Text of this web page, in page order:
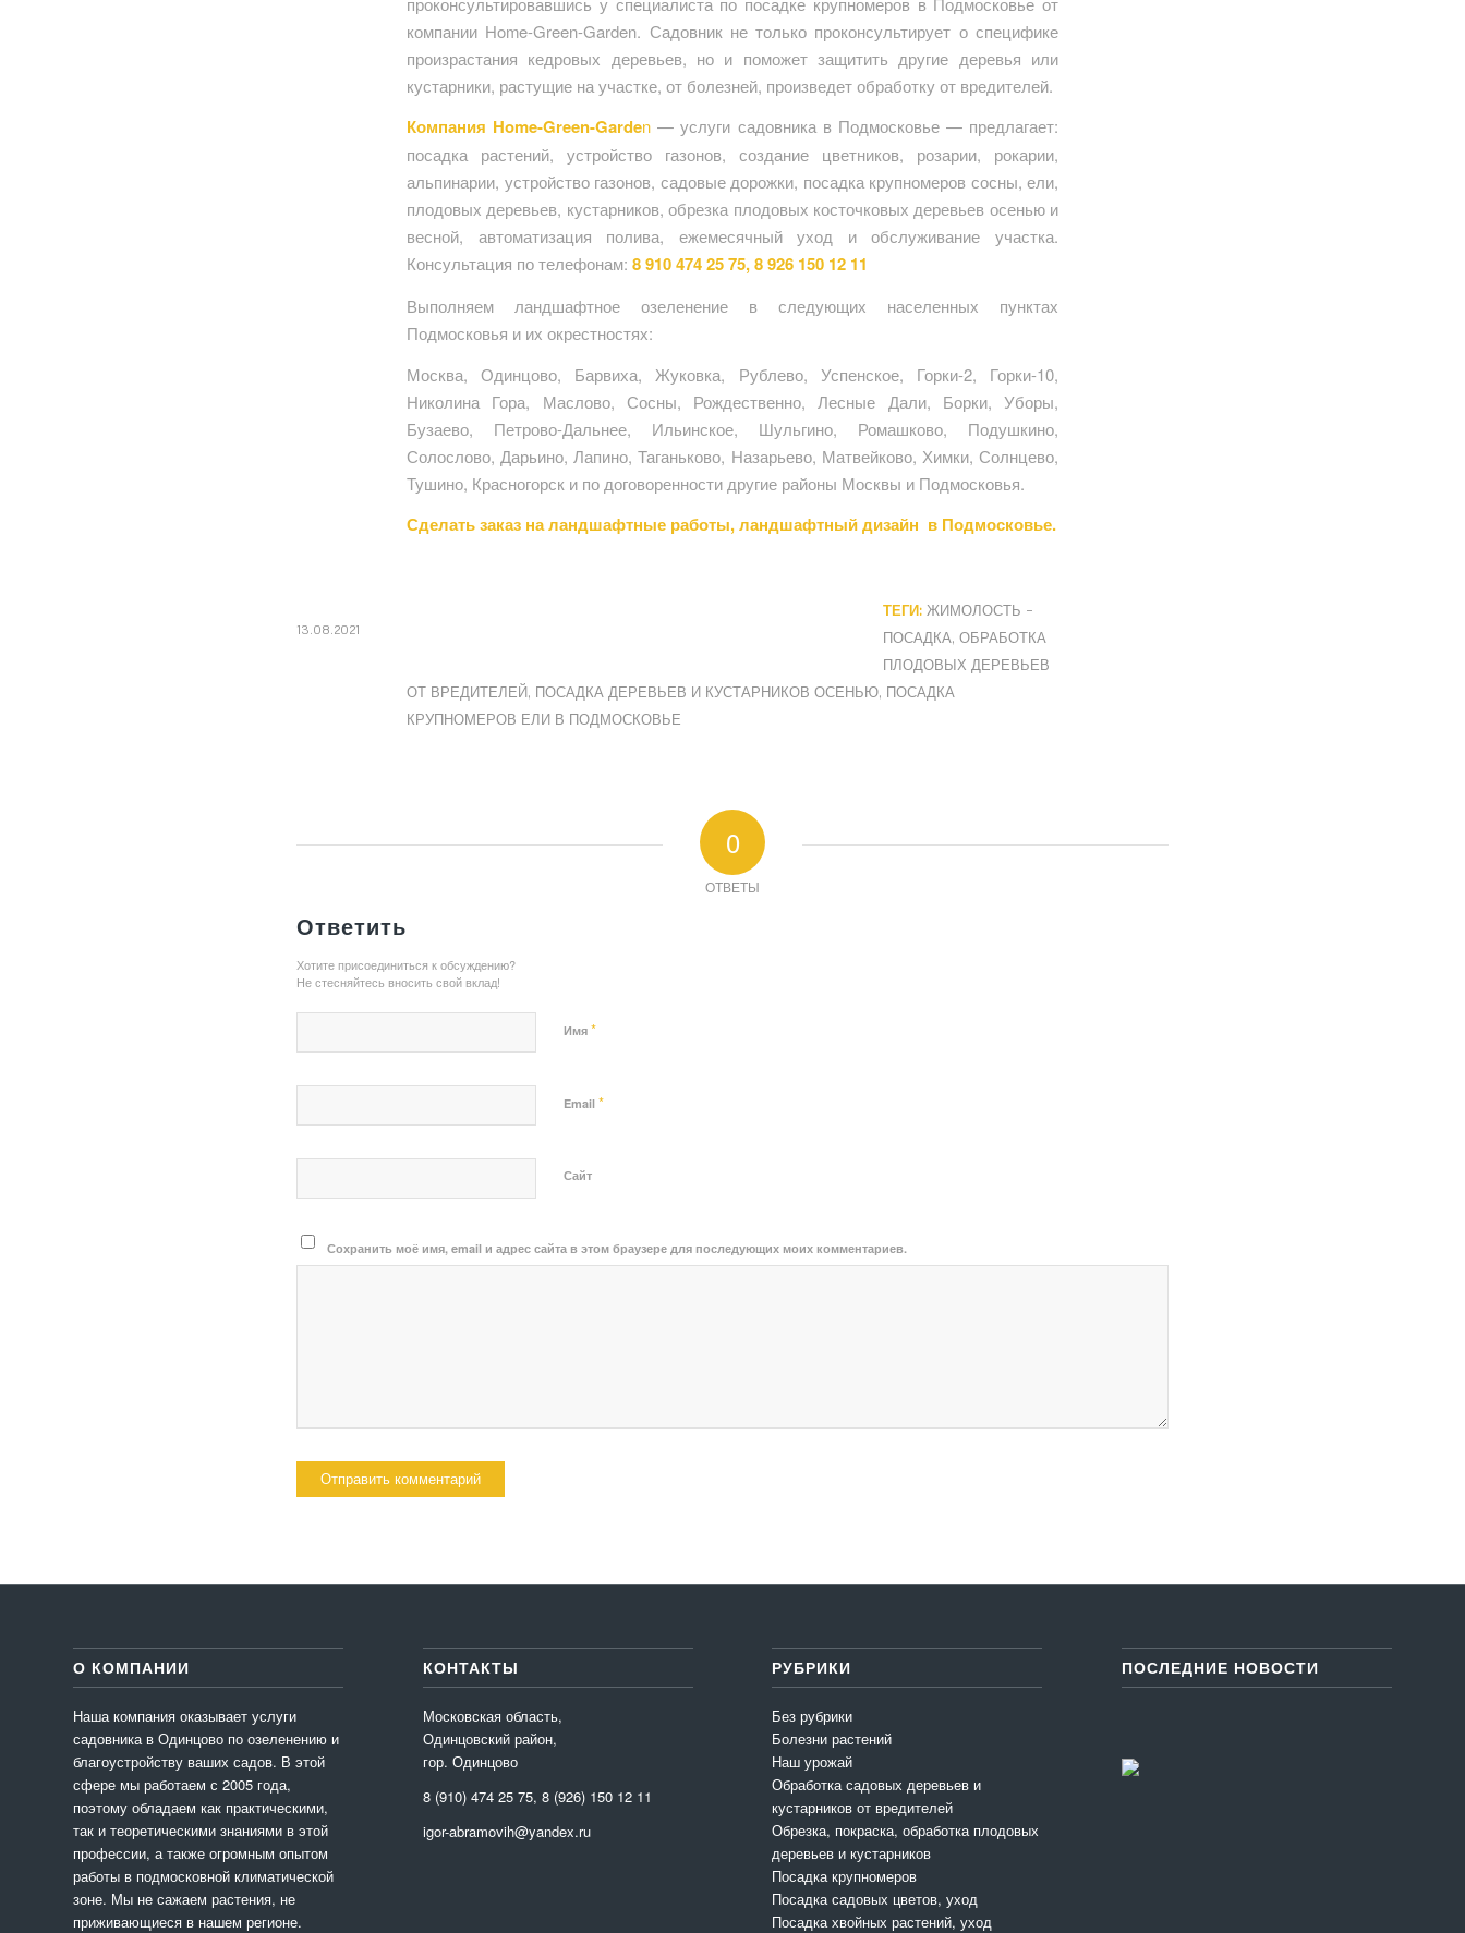
компании Home-Green-Garden. Садовник не только проконсультирует о специфике
произрастания кедровых деревьев, но и поможет защитить другие деревья или
кустарники, растущие на участке, от болезней, произведет обработку от вредителей.
Компания Home-Green-Garden — услуги садовника в Подмосковье — предлагает:
посадка растений, устройство газонов, создание цветников, розарии, рокарии,
альпинарии, устройство газонов, садовые дорожки, посадка крупномеров сосны, ели,
плодовых деревьев, кустарников, обрезка плодовых косточковых деревьев осенью и
весной, автоматизация полива, ежемесячный уход и обслуживание участка.
Консультация по телефонам: 8 910 474 25 75, 8 926 150 12 11
Выполняем ландшафтное озеленение в следующих населенных пунктах
Подмосковья и их окрестностях:
Москва, Одинцово, Барвиха, Жуковка, Рублево, Успенское, Горки-2, Горки-10,
Николина Гора, Маслово, Сосны, Рождественно, Лесные Дали, Борки, Уборы,
Бузаево, Петрово-Дальнее, Ильинское, Шульгино, Ромашково, Подушкино,
Солослово, Дарьино, Лапино, Таганьково, Назарьево, Матвейково, Химки, Солнцево,
Тушино, Красногорск и по договоренности другие районы Москвы и Подмосковья.
Сделать заказ на ландшафтные работы, ландшафтный дизайн в Подмосковье.
13.08.2021
ТЕГИ: ЖИМОЛОСТЬ –
ПОСАДКА,ОБРАБОТКА
ПЛОДОВЫХ ДЕРЕВЬЕВ
ОТ ВРЕДИТЕЛЕЙ, ПОСАДКА ДЕРЕВЬЕВ И КУСТАРНИКОВ ОСЕНЬЮ, ПОСАДКА
КРУПНОМЕРОВ ЕЛИ В ПОДМОСКОВЬЕ
0
ОТВЕТЫ
Ответить
Хотите присоединиться к обсуждению?
Не стесняйтесь вносить свой вклад!
Имя *
Email *
Сайт
Сохранить моё имя, email и адрес сайта в этом браузере для последующих моих комментариев.
О КОМПАНИИ
Наша компания оказывает услуги
садовника в Одинцово по озеленению и
благоустройству ваших садов. В этой
сфере мы работаем с 2005 года,
поэтому обладаем как практическими,
так и теоретическими знаниями в этой
профессии, а также огромным опытом
работы в подмосковной климатической
зоне. Мы не сажаем растения, не
приживающиеся в нашем регионе.
КОНТАКТЫ
Московская область,
Одинцовский район,
гор. Одинцово
8 (910) 474 25 75, 8 (926) 150 12 11
igor-abramovih@yandex.ru
РУБРИКИ
Без рубрики
Болезни растений
Наш урожай
Обработка садовых деревьев и
кустарников от вредителей
Обрезка, покраска, обработка плодовых
деревьев и кустарников
Посадка крупномеров
Посадка садовых цветов, уход
Посадка хвойных растений, уход
ПОСЛЕДНИЕ НОВОСТИ